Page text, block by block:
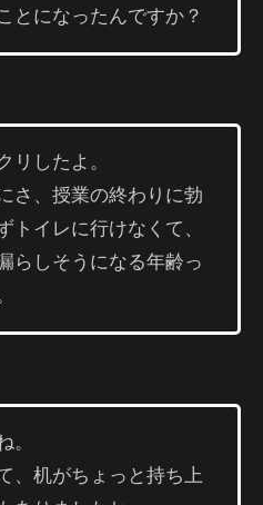
とになったんですか？
リしたよ。
さ、授業の終わりに勃
トイレに行けなくて、
らしそうになる年齢っ
。
、机がちょっと持ち上